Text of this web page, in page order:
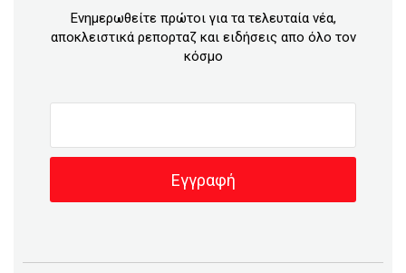
Ενημερωθείτε πρώτοι για τα τελευταία νέα,
αποκλειστικά ρεπορταζ και ειδήσεις απο όλο τον
κόσμο